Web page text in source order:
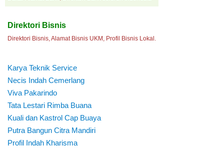
Direktori Bisnis
Direktori Bisnis, Alamat Bisnis UKM, Profil Bisnis Lokal.
Karya Teknik Service
Necis Indah Cemerlang
Viva Pakarindo
Tata Lestari Rimba Buana
Kuali dan Kastrol Cap Buaya
Putra Bangun Citra Mandiri
Profil Indah Kharisma